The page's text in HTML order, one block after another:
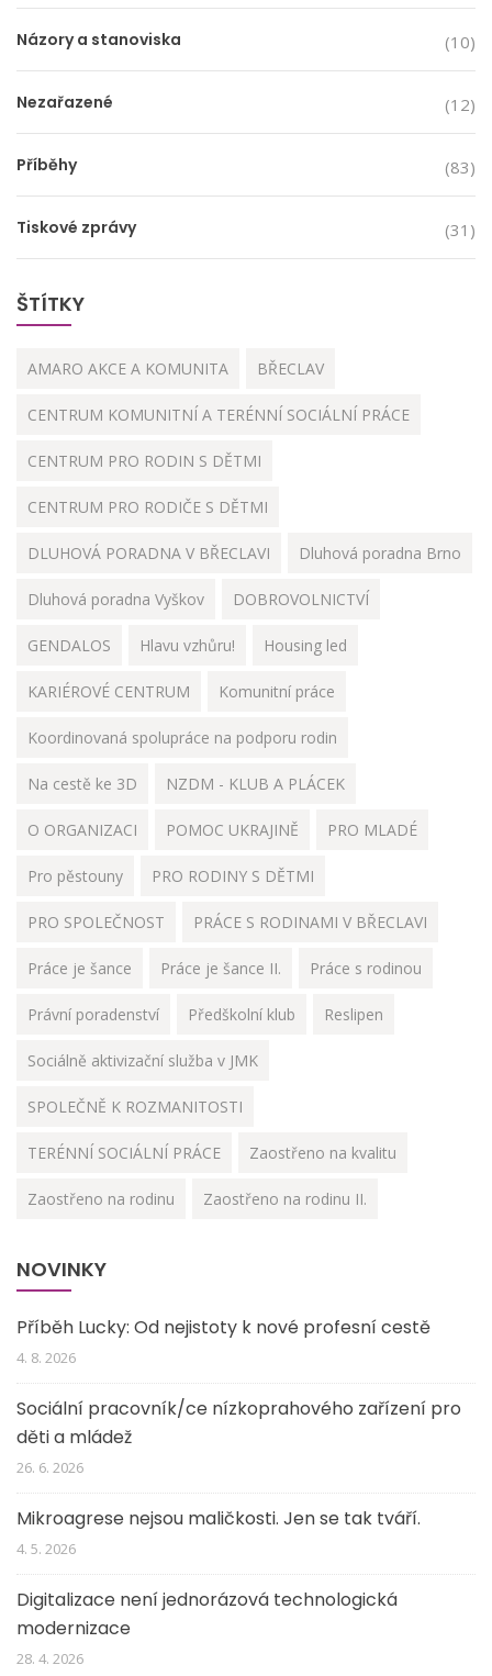
Názory a stanoviska (10)
Nezařazené (12)
Příběhy (83)
Tiskové zprávy (31)
ŠTÍTKY
AMARO AKCE A KOMUNITA BŘECLAV
CENTRUM KOMUNITNÍ A TERÉNNÍ SOCIÁLNÍ PRÁCE
CENTRUM PRO RODIN S DĚTMI
CENTRUM PRO RODIČE S DĚTMI
DLUHOVÁ PORADNA V BŘECLAVI Dluhová poradna Brno
Dluhová poradna Vyškov DOBROVOLNICTVÍ
GENDALOS Hlavu vzhůru! Housing led
KARIÉROVÉ CENTRUM Komunitní práce
Koordinovaná spolupráce na podporu rodin
Na cestě ke 3D NZDM - KLUB A PLÁCEK
O ORGANIZACI POMOC UKRAJINĚ PRO MLADÉ
Pro pěstouny PRO RODINY S DĚTMI
PRO SPOLEČNOST PRÁCE S RODINAMI V BŘECLAVI
Práce je šance Práce je šance II. Práce s rodinou
Právní poradenství Předškolní klub Reslipen
Sociálně aktivizační služba v JMK
SPOLEČNĚ K ROZMANITOSTI
TERÉNNÍ SOCIÁLNÍ PRÁCE Zaostřeno na kvalitu
Zaostřeno na rodinu Zaostřeno na rodinu II.
NOVINKY
Příběh Lucky: Od nejistoty k nové profesní cestě
4. 8. 2026
Sociální pracovník/ce nízkoprahového zařízení pro
děti a mládež
26. 6. 2026
Mikroagrese nejsou maličkosti. Jen se tak tváří.
4. 5. 2026
Digitalizace není jednorázová technologická
modernizace
28. 4. 2026